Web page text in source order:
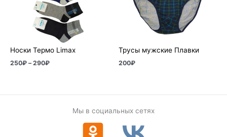
Носки Термо Limax
250₽ – 290₽
290₽
Трусы мужские Плавки
200₽
Мы в социальных сетях